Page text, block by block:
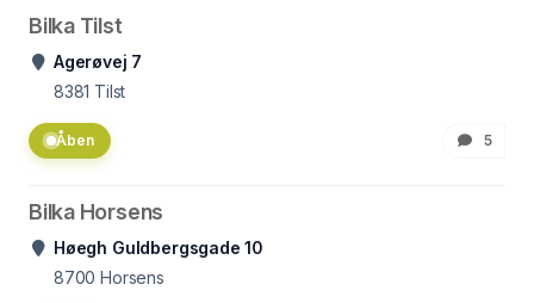
Bilka Tilst
Agerøvej 7
8381 Tilst
Åben 5
Bilka Horsens
Høegh Guldbergsgade 10
8700 Horsens